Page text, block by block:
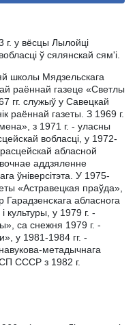
г. у вёсцы Лылойці
ў сялянскай сям'і.
школы Мядзельскага
раённай газеце «Светлы
гг. служыў у Савецкай
раённай газеты. З 1969 г.
з 1971 г. - уласны
вобласці, у 1972-
абласной
аддзяленне
ўніверсітэта. У 1975-
«Астравецкая праўда»,
Гарадзенскага абласнога
культуры, у 1979 г. -
са снежня 1979 г. -
у 1981-1984 гг. -
метадычнага
СССР з 1982 г.